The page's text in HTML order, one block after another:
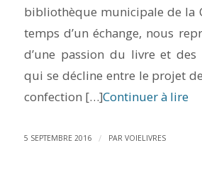
bibliothèque municipale de la
temps d’un échange, nous
d’une passion du livre et des
qui se décline entre le projet
confection […]Continuer à lire
5 SEPTEMBRE 2016 / PAR VOIELIVRES